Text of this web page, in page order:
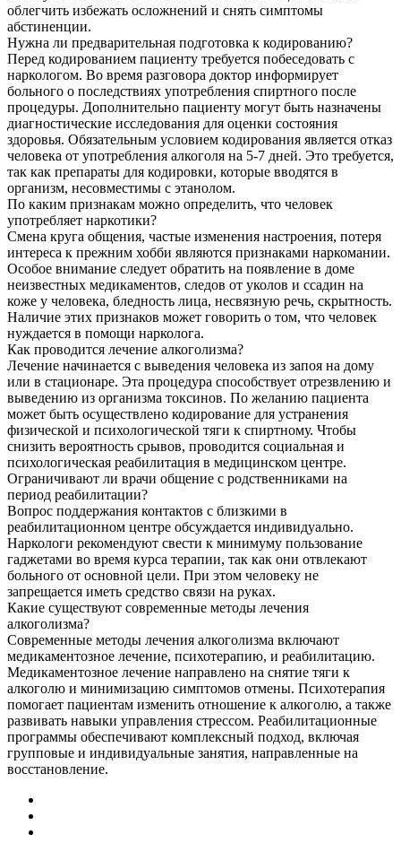
облегчить избежать осложнений и снять симптомы
абстиненции.
Нужна ли предварительная подготовка к кодированию?
Перед кодированием пациенту требуется побеседовать с
наркологом. Во время разговора доктор информирует
больного о последствиях употребления спиртного после
процедуры. Дополнительно пациенту могут быть назначены
диагностические исследования для оценки состояния
здоровья. Обязательным условием кодирования является отказ
человека от употребления алкоголя на 5-7 дней. Это требуется,
так как препараты для кодировки, которые вводятся в
организм, несовместимы с этанолом.
По каким признакам можно определить, что человек
употребляет наркотики?
Смена круга общения, частые изменения настроения, потеря
интереса к прежним хобби являются признаками наркомании.
Особое внимание следует обратить на появление в доме
неизвестных медикаментов, следов от уколов и ссадин на
коже у человека, бледность лица, несвязную речь, скрытность.
Наличие этих признаков может говорить о том, что человек
нуждается в помощи нарколога.
Как проводится лечение алкоголизма?
Лечение начинается с выведения человека из запоя на дому
или в стационаре. Эта процедура способствует отрезвлению и
выведению из организма токсинов. По желанию пациента
может быть осуществлено кодирование для устранения
физической и психологической тяги к спиртному. Чтобы
снизить вероятность срывов, проводится социальная и
психологическая реабилитация в медицинском центре.
Ограничивают ли врачи общение с родственниками на
период реабилитации?
Вопрос поддержания контактов с близкими в
реабилитационном центре обсуждается индивидуально.
Наркологи рекомендуют свести к минимуму пользование
гаджетами во время курса терапии, так как они отвлекают
больного от основной цели. При этом человеку не
запрещается иметь средство связи на руках.
Какие существуют современные методы лечения
алкоголизма?
Современные методы лечения алкоголизма включают
медикаментозное лечение, психотерапию, и реабилитацию.
Медикаментозное лечение направлено на снятие тяги к
алкоголю и минимизацию симптомов отмены. Психотерапия
помогает пациентам изменить отношение к алкоголю, а также
развивать навыки управления стрессом. Реабилитационные
программы обеспечивают комплексный подход, включая
групповые и индивидуальные занятия, направленные на
восстановление.